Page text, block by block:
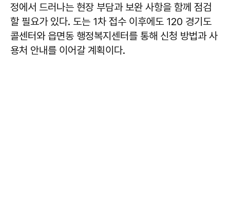
정에서 드러나는 현장 부담과 보완 사항을 함께 점검
할 필요가 있다. 도는 1차 접수 이후에도 120 경기도
콜센터와 읍면동 행정복지센터를 통해 신청 방법과 사
용처 안내를 이어갈 계획이다.